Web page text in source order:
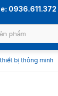
0936.611.372
bị thông minh